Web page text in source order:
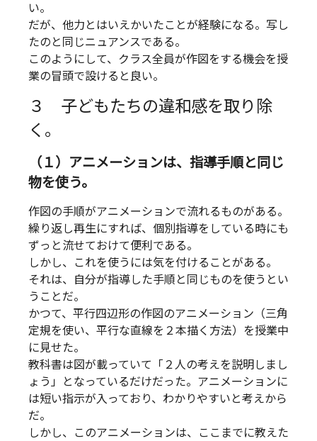
い。
だが、他力とはいえかいたことが経験になる。写し
たのと同じニュアンスである。
このようにして、クラス全員が作図をする機会を授
業の冒頭で設けると良い。
３ 子どもたちの違和感を取り除
く。
（１）アニメーションは、指導手順と同じ
物を使う。
作図の手順がアニメーションで流れるものがある。
繰り返し再生にすれば、個別指導をしている時にも
ずっと流せておけて便利である。
しかし、これを使うには気を付けることがある。
それは、自分が指導した手順と同じものを使うとい
うことだ。
かつて、平行四辺形の作図のアニメーション（三角
定規を使い、平行な直線を２本描く方法）を授業中
に見せた。
教科書は図が載っていて「２人の考えを説明しまし
ょう」となっているだけだった。アニメーションに
は短い指示が入っており、わかりやすいと考えから
だ。
しかし、このアニメーションは、ここまでに教えた